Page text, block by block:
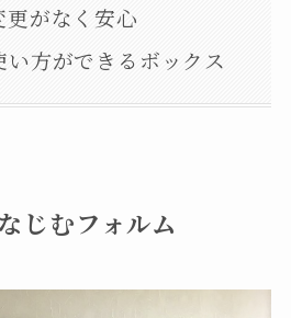
がなく安心
方ができるボックス
じむフォルム